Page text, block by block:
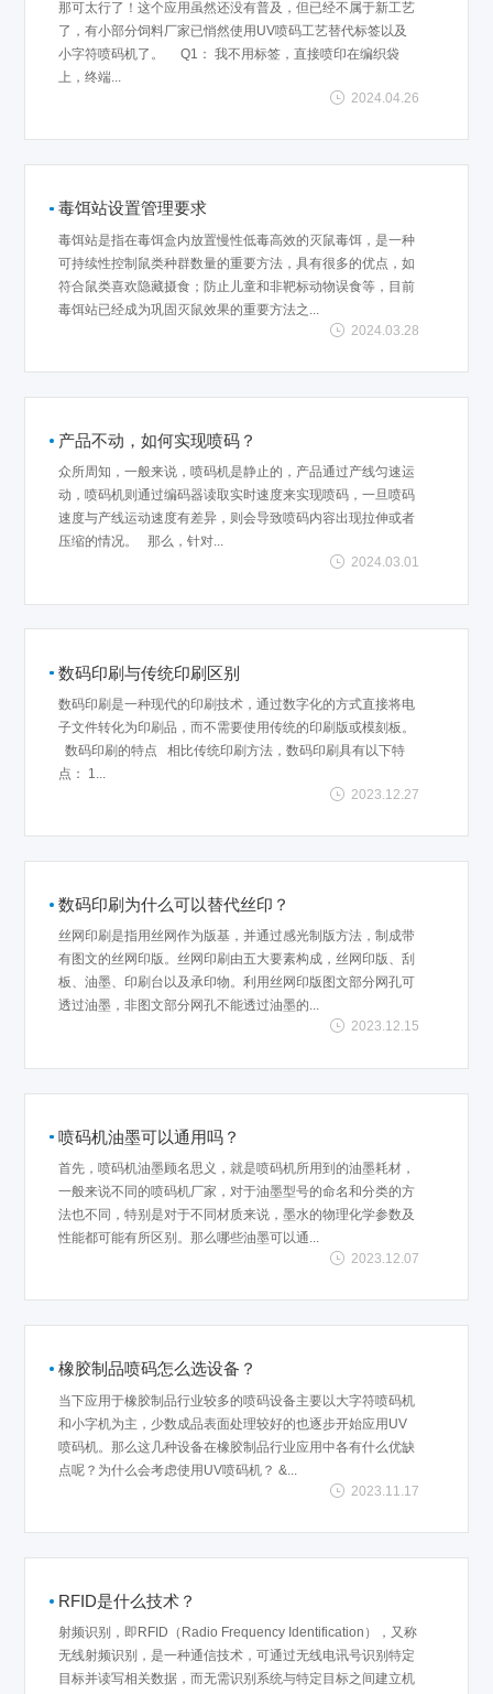
那可太行了！这个应用虽然还没有普及，但已经不属于新工艺
了，有小部分饲料厂家已悄然使用UV喷码工艺替代标签以及
小字符喷码机了。 Q1： 我不用标签，直接喷印在编织袋
上，终端...
2024.04.26
毒饵站设置管理要求
毒饵站是指在毒饵盒内放置慢性低毒高效的灭鼠毒饵，是一种
可持续性控制鼠类种群数量的重要方法，具有很多的优点，如
符合鼠类喜欢隐藏摄食；防止儿童和非靶标动物误食等，目前
毒饵站已经成为巩固灭鼠效果的重要方法之...
2024.03.28
产品不动，如何实现喷码？
众所周知，一般来说，喷码机是静止的，产品通过产线匀速运
动，喷码机则通过编码器读取实时速度来实现喷码，一旦喷码
速度与产线运动速度有差异，则会导致喷码内容出现拉伸或者
压缩的情况。 那么，针对...
2024.03.01
数码印刷与传统印刷区别
数码印刷是一种现代的印刷技术，通过数字化的方式直接将电
子文件转化为印刷品，而不需要使用传统的印刷版或模刻板。
数码印刷的特点 相比传统印刷方法，数码印刷具有以下特
点： 1...
2023.12.27
数码印刷为什么可以替代丝印？
丝网印刷是指用丝网作为版基，并通过感光制版方法，制成带
有图文的丝网印版。丝网印刷由五大要素构成，丝网印版、刮
板、油墨、印刷台以及承印物。利用丝网印版图文部分网孔可
透过油墨，非图文部分网孔不能透过油墨的...
2023.12.15
喷码机油墨可以通用吗？
首先，喷码机油墨顾名思义，就是喷码机所用到的油墨耗材，
一般来说不同的喷码机厂家，对于油墨型号的命名和分类的方
法也不同，特别是对于不同材质来说，墨水的物理化学参数及
性能都可能有所区别。那么哪些油墨可以通...
2023.12.07
橡胶制品喷码怎么选设备？
当下应用于橡胶制品行业较多的喷码设备主要以大字符喷码机
和小字机为主，少数成品表面处理较好的也逐步开始应用UV
喷码机。那么这几种设备在橡胶制品行业应用中各有什么优缺
点呢？为什么会考虑使用UV喷码机？ &...
2023.11.17
RFID是什么技术？
射频识别，即RFID（Radio Frequency Identification），又称
无线射频识别，是一种通信技术，可通过无线电讯号识别特定
目标并读写相关数据，而无需识别系统与特定目标之间建立机